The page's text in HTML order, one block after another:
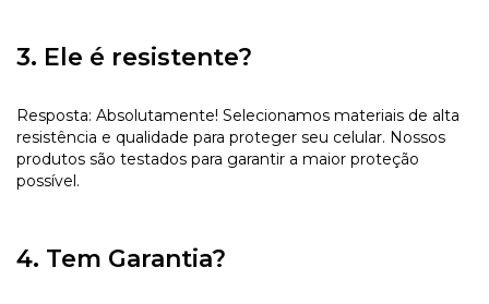
3. Ele é resistente?
Resposta: Absolutamente! Selecionamos materiais de alta
resistência e qualidade para proteger seu celular. Nossos
produtos são testados para garantir a maior proteção
possível.
4. Tem Garantia?